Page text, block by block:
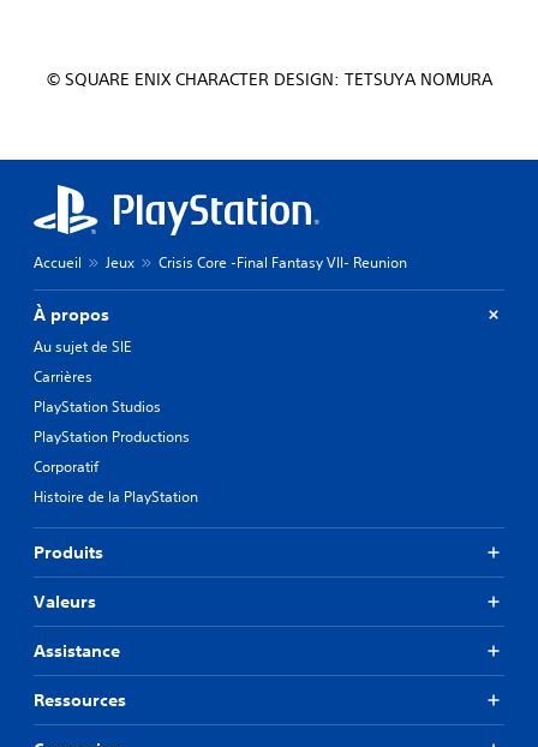
© SQUARE ENIX CHARACTER DESIGN: TETSUYA NOMURA
Accueil Jeux Crisis Core -Final Fantasy VII- Reunion
À propos
Au sujet de SIE
Carrières
PlayStation Studios
PlayStation Productions
Corporatif
Histoire de la PlayStation
Produits
Valeurs
Assistance
Ressources